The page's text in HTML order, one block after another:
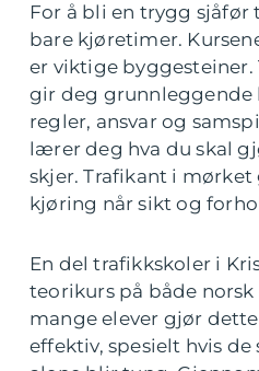
For å bli en trygg sjåfør
bare kjøretimer.
er viktige
gir deg grunnleggende
regler, ansvar og
lærer deg hva du skal
skjer. Trafikant i
kjøring når sikt og
En del trafikkskoler i
teorikurs på både norsk
mange elever gjør
effektiv, spesielt hvis de